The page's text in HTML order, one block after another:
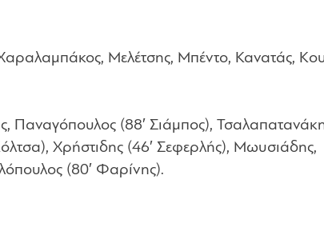
Μελέτσης, Μπέντο, Κανατάς,
Παναγόπουλος (88′ Σιάμπος),
Χρήστιδης (46′ Σεφερλής), Μωυσιάδης,
(80′ Φαρίνης).